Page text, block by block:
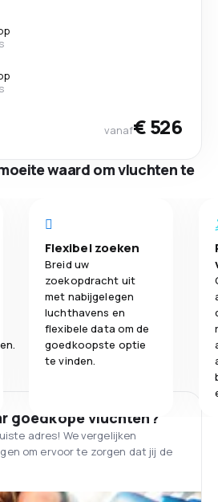
vanaf€ 526
waard om vluchten te
Flexibel zoeken
Breid uw
zoekopdracht uit
met nabijgelegen
luchthavens en
flexibele data om de
goedkoopste optie
te vinden.
goedkope vluchten?
adres! We vergelijken
om ervoor te zorgen dat jij de